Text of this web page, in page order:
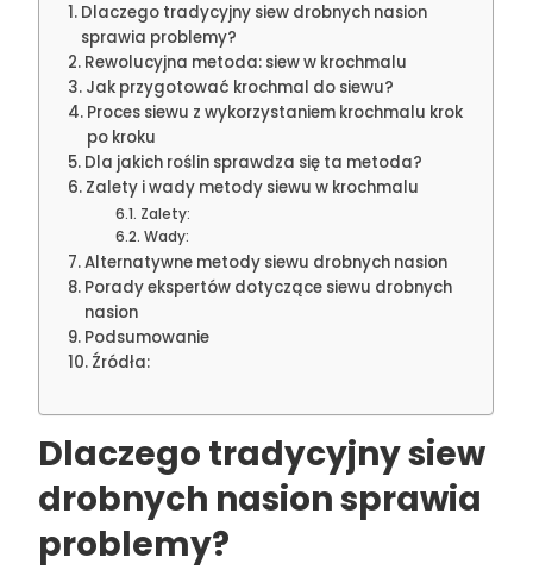
Dlaczego tradycyjny siew drobnych nasion
sprawia problemy?
Rewolucyjna metoda: siew w krochmalu
Jak przygotować krochmal do siewu?
Proces siewu z wykorzystaniem krochmalu krok
po kroku
Dla jakich roślin sprawdza się ta metoda?
Zalety i wady metody siewu w krochmalu
Zalety:
Wady:
Alternatywne metody siewu drobnych nasion
Porady ekspertów dotyczące siewu drobnych
nasion
Podsumowanie
Źródła:
Dlaczego tradycyjny siew
drobnych nasion sprawia
problemy?